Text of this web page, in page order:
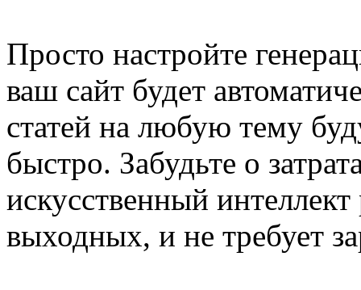
Просто настройте
ваш сайт будет
статей на любую тему
быстро. Забудьте о
искусственный
выходных, и не требует